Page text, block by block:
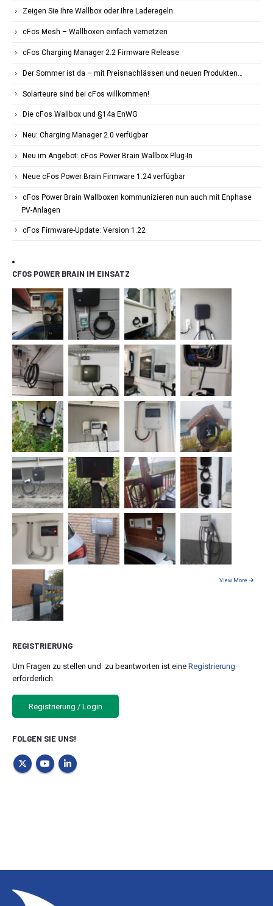
Zeigen Sie Ihre Wallbox oder Ihre Laderegeln
cFos Mesh – Wallboxen einfach vernetzen
cFos Charging Manager 2.2 Firmware Release
Der Sommer ist da – mit Preisnachlässen und neuen Produkten…
Solarteure sind bei cFos willkommen!
Die cFos Wallbox und §14a EnWG
Neu: Charging Manager 2.0 verfügbar
Neu im Angebot: cFos Power Brain Wallbox Plug-In
Neue cFos Power Brain Firmware 1.24 verfügbar
cFos Power Brain Wallboxen kommunizieren nun auch mit Enphase
PV-Anlagen
cFos Firmware-Update: Version 1.22
CFOS POWER BRAIN IM EINSATZ
View More
REGISTRIERUNG
Um Fragen zu stellen und zu beantworten ist eine Registrierung
erforderlich.
Registrierung / Login
FOLGEN SIE UNS!